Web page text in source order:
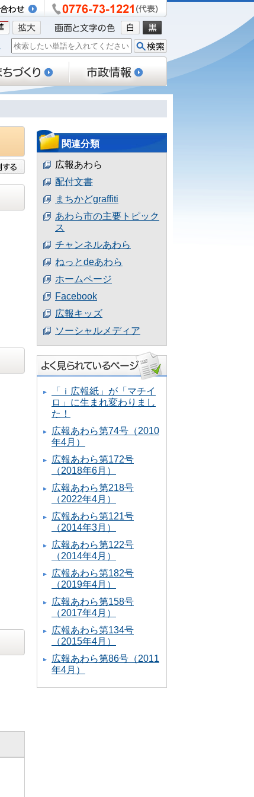
関連分類
広報あわら
配付文書
まちかどgraffiti
あわら市の主要トピック
ス
チャンネルあわら
ねっとdeあわら
ホームページ
Facebook
広報キッズ
ソーシャルメディア
「ｉ広報紙」が「マチイ
ロ」に生まれ変わりまし
た！
広報あわら第74号（2010
年4月）
広報あわら第172号
（2018年6月）
広報あわら第218号
（2022年4月）
広報あわら第121号
（2014年3月）
広報あわら第122号
（2014年4月）
広報あわら第182号
（2019年4月）
広報あわら第158号
（2017年4月）
広報あわら第134号
（2015年4月）
広報あわら第86号（2011
年4月）